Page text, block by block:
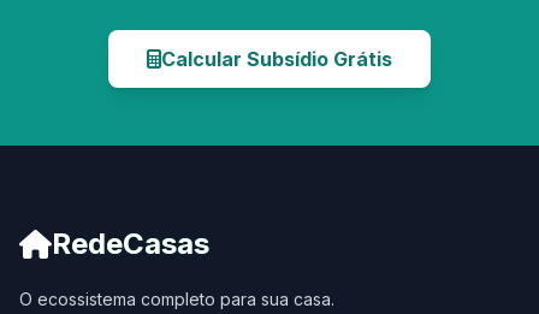
Calcular Subsídio Grátis
RedeCasas
O ecossistema completo para sua casa.